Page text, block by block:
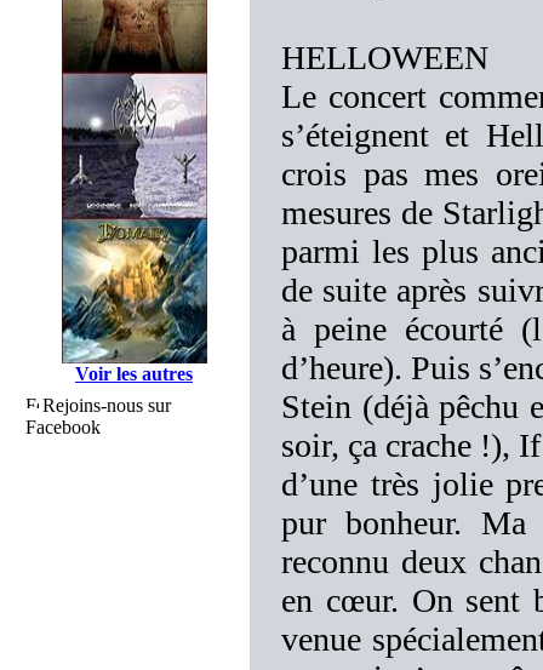
Voir les autres
Rejoins-nous sur
Facebook
HELLOWEEN
Le concert
s’éteignent et
crois pas mes
mesures de
parmi les plus
de suite après
à peine écourté
d’heure). Puis
Stein (déjà pêchu
soir, ça crache !),
d’une très jolie
pur bonheur.
reconnu deux
en cœur. On sent
venue